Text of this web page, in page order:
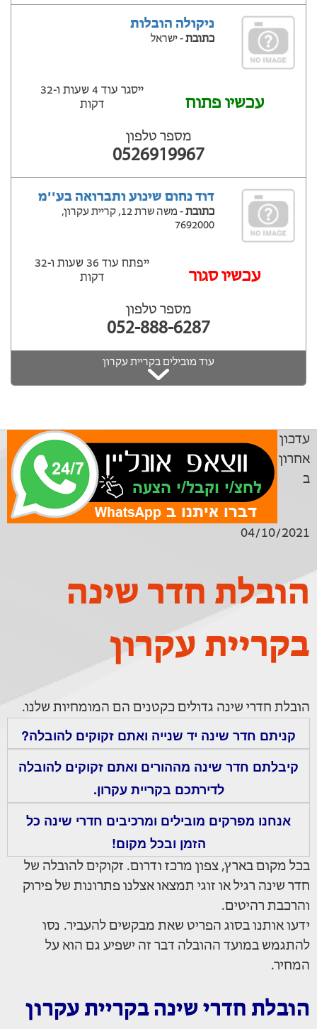
ניקולה הובלות
כתובת- ישראל
עכשיו פתוח
ייסגר עוד 4 שעות ‫ו-32
דקות
מספר טלפון
0526919967
דוד נחום שינוע ותברואה בע''מ
כתובת
- משה שרת 12, קריית עקרון,
7692000
עכשיו סגור
ייפתח עוד 36 שעות ‫ו-32
דקות
מספר טלפון
052-888-6287
עוד מובילים בקריית עקרון
עדכון
אחרון
ב
04/10/2021
הובלת חדר שינה
בקריית עקרון
הובלת חדרי שינה גדולים כקטנים הם המומחיות שלנו.
קניתם חדר שינה יד שנייה ואתם זקוקים להובלה?
קיבלתם חדר שינה מההורים ואתם זקוקים להובלה
לדירתכם בקריית עקרון.
אנחנו מפרקים מובילים ומרכיבים חדרי שינה כל
הזמן ובכל מקום!
בכל מקום בארץ, צפון מרכז ודרום. זקוקים להובלה של
חדר שינה רגיל או זוגי תמצאו אצלנו פתרונות של פירוק
והרכבת רהיטים.
ידעו אותנו בסוג הפריט שאת מבקשים להעביר. נסו
להתגמש במועד ההובלה דבר זה ישפיע גם הוא על
המחיר.
הובלת חדרי שינה בקריית עקרון